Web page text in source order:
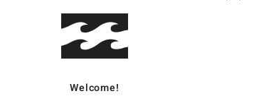
zu bringen
: Perfekte GrößeMaterial
Welcome!